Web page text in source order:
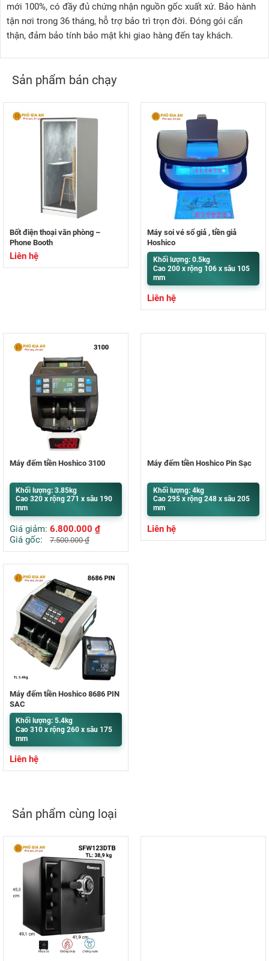
mới 100%, có đầy đủ chứng nhận nguồn gốc xuất xứ. Bảo hành
tận nơi trong 36 tháng, hỗ trợ bảo trì trọn đời. Đóng gói cẩn
thận, đảm bảo tính bảo mật khi giao hàng đến tay khách.
Sản phẩm bán chạy
Bốt điện thoại văn phòng –
Phone Booth
Liên hệ
Máy soi vé số giả , tiền giả
Hoshico
Khối lượng: 0.5kg
Cao 200 x rộng 106 x sâu 105
mm
Liên hệ
Máy đếm tiền Hoshico 3100
Khối lượng: 3.85kg
Cao 320 x rộng 271 x sâu 190
mm
Giá giảm: 6.800.000 ₫
Giá gốc:
7.500.000₫
Máy đếm tiền Hoshico Pin Sạc
Khối lượng: 4kg
Cao 295 x rộng 248 x sâu 205
mm
Liên hệ
Máy đếm tiền Hoshico 8686 PIN
SẠC
Khối lượng: 5.4kg
Cao 310 x rộng 260 x sâu 175
mm
Liên hệ
Sản phẩm cùng loại